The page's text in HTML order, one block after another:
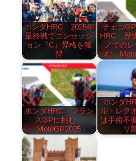
ホンダHRC 2025年
最終戦でコンセッシ
ョン『C』昇格を獲
得
チェコ
HRC 歴
ノでの
む
ホンダHRC フラン
スGPに挑む
MotoGP2025
ホンダ
ル・レク
は手術不
リ